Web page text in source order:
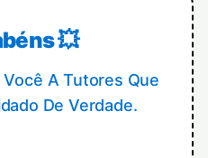
💥
A Tutores Que
De Verdade.